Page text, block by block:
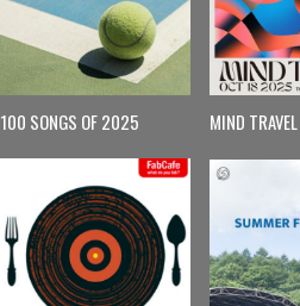
100 SONGS OF 2025 MIND TRAVEL